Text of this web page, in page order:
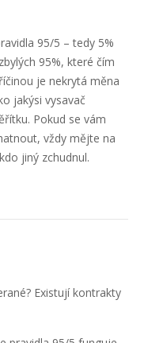
95/5 – tedy 5%
95%, které čím
je nekrytá měna
jakýsi vysavač
Pokud se vám
vždy mějte na
jiný zchudnul.
Existují kontrakty